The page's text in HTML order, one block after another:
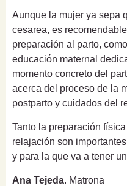
Aunque la mujer ya sepa
cesarea, es
preparación al parto,
educación maternal
momento concreto del
acerca del proceso de la
postparto y cuidados del
Tanto la preparación
relajación son
y para la que va a tener
Ana Tejeda. Matrona